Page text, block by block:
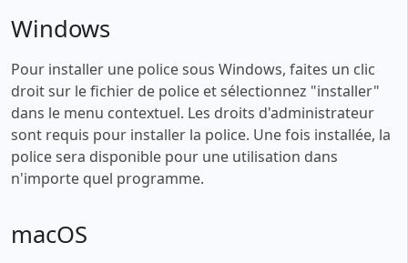
Windows
Pour installer une police sous Windows, faites un clic
droit sur le fichier de police et sélectionnez "installer"
dans le menu contextuel. Les droits d'administrateur
sont requis pour installer la police. Une fois installée, la
police sera disponible pour une utilisation dans
n'importe quel programme.
macOS